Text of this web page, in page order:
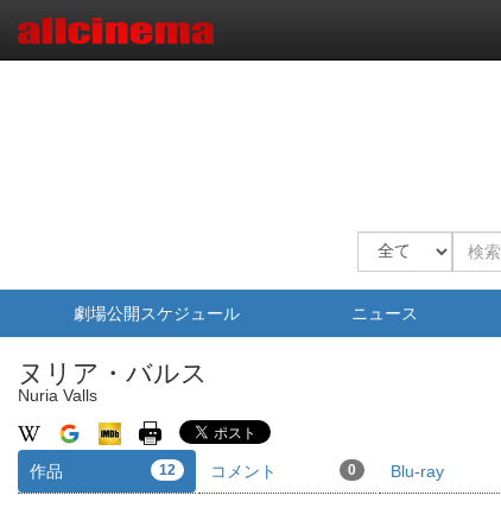
劇場公開スケジュール ニュース
ヌリア・バルス
Nuria Valls
作品 12 コメント 0 Blu-ray